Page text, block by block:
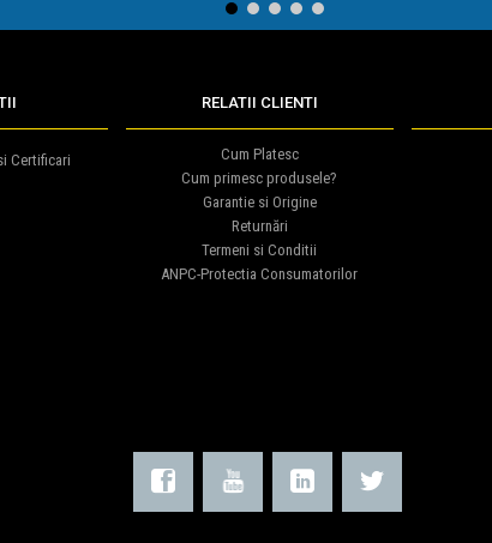
1 2 3 4 5
Certificari
RELATII CLIENTI
Cum Platesc
Cum primesc produsele?
Garantie si Origine
Returnări
Termeni si Conditii
ANPC-Protectia Consumatorilor